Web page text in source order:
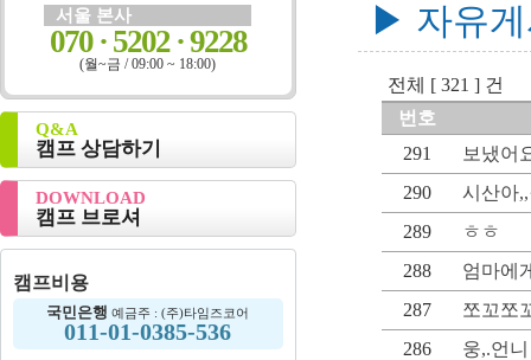
서울 본사
070 · 5202 · 9228
(월~금 / 09:00 ~ 18:00)
Q&A
캠프 상담하기
DOWNLOAD
캠프 브로셔
캠프비용
국민은행 예금주 : (주)타임즈코어
011-01-0385-536
▶ 자유
전체 [ 321 ] 건
번호
291
보냈어
290
시산아
289
ㅎㅎ
288
엄마에
287
쪼꼬쪼
286
웅,.언니